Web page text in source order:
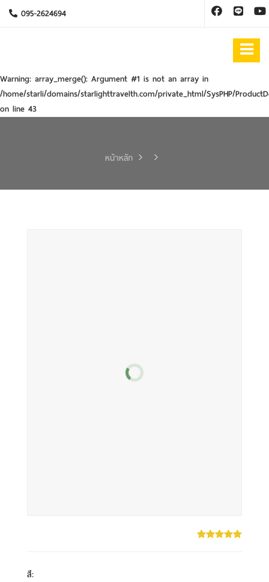
095-2624694
Warning: array_merge(): Argument #1 is not an array in
/home/starli/domains/starlighttravelth.com/private_html/SysPHP/
on line 43
หน้าหลัก
สี: